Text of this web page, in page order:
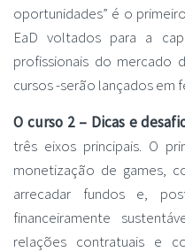
oportunidades” é o
EaD voltados para a
profissionais do mercado
cursos -serão lançados em
O curso 2 – Dicas e
três eixos principais. O
monetização de games,
arrecadar fundos e,
financeiramente
relações contratuais e